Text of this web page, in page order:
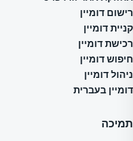
רישום דומיין
קניית דומיין
רכישת דומיין
חיפוש דומיין
ניהול דומיין
דומיין בעברית
תמיכה